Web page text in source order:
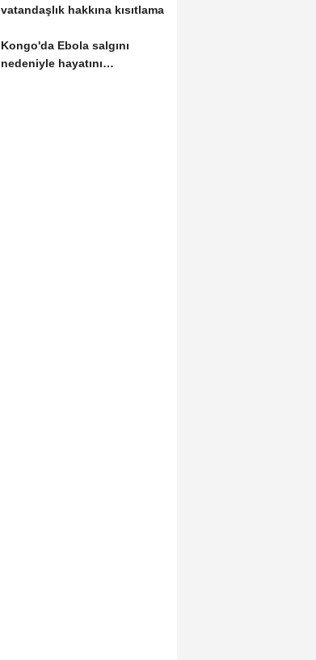
vatandaşlık hakkına kısıtlama
Kongo'da Ebola salgını
nedeniyle hayatını